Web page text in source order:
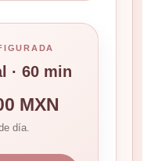
· 60 min
MXN
día.